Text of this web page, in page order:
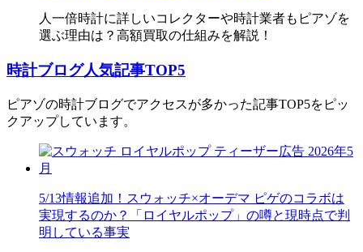
人一倍時計に詳しいコレクターや時計業者もピアゾを
選ぶ理由は？高額買取の仕組みを解説！
時計ブログ人気記事TOP5
ピアゾの時計ブログでアクセスが多かった記事TOP5をピッ
クアップしています。
5/13情報追加！スウォッチ×オーデマ ピゲのコラボは
実現するのか？「ロイヤルポップ」の噂と現時点で判
明している事実